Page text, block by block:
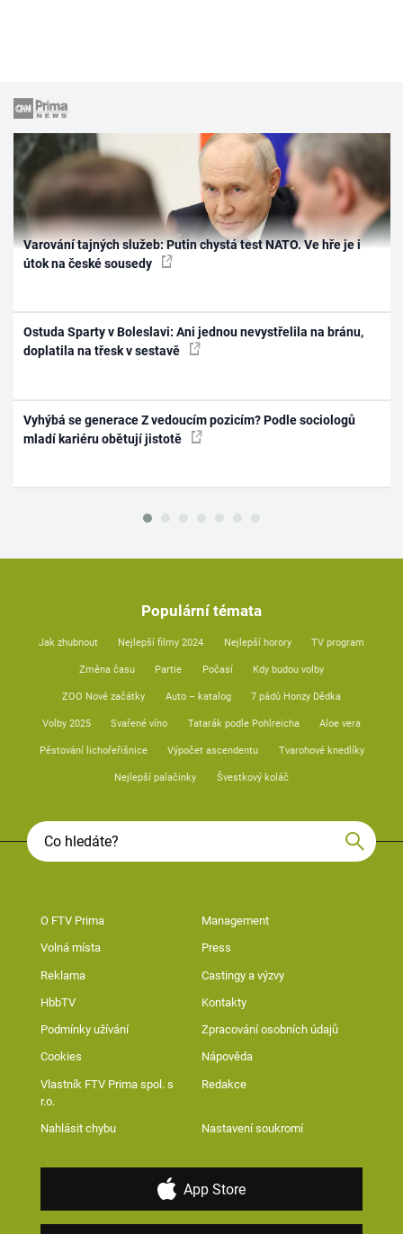
Varování tajných služeb: Putin chystá test NATO. Ve hře je i
útok na české sousedy
Ostuda Sparty v Boleslavi: Ani jednou nevystřelila na bránu,
doplatila na třesk v sestavě
Vyhýbá se generace Z vedoucím pozicím? Podle sociologů
mladí kariéru obětují jistotě
Populární témata
Jak zhubnout Nejlepší filmy 2024 Nejlepší horory TV program
Změna času Partie Počasí Kdy budou volby
ZOO Nové začátky Auto – katalog 7 pádů Honzy Dědka
Volby 2025 Svařené víno Tatarák podle Pohlreicha Aloe vera
Pěstování lichořeřišnice Výpočet ascendentu Tvarohové knedlíky
Nejlepší palačinky Švestkový koláč
O FTV Prima Management
Volná místa Press
Reklama Castingy a výzvy
HbbTV Kontakty
Podmínky užívání Zpracování osobních údajů
Cookies Nápověda
Vlastník FTV Prima spol. s
r.o.
Redakce
Nahlásit chybu Nastavení soukromí
App Store